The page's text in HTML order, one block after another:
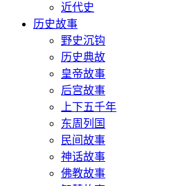
近代史
历史故事
野史沉钩
历史典故
皇帝故事
后宫故事
上下五千年
东周列国
民间故事
神话故事
佛教故事